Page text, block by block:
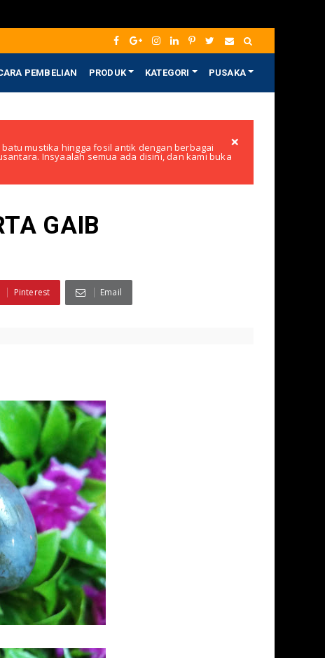
PEMBELIAN PRODUK KATEGORI PUSAKA
×
mustika hingga fosil antik dengan berbagai
Insyaalah semua ada disini, dan kami buka
GAIB
Pinterest Email